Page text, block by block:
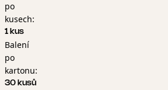
po
kusech:
1 kus
Balení
po
kartonu:
30 kusů